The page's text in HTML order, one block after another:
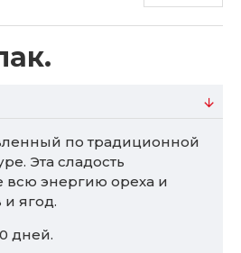
по традиционной
Эта сладость
всю энергию ореха и
и ягод.
дней.